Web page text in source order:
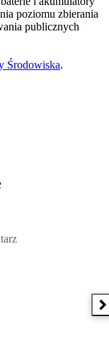
poziomu zbierania
publicznych
Środowiska.